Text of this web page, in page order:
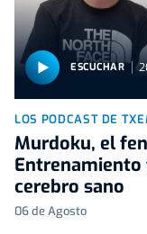
ESCUCHAR
LOS PODCAST DE
Murdoku, el
cerebro sano
06 de Agosto